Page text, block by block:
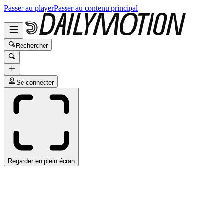
Passer au playerPasser au contenu principal
Rechercher
Se connecter
Regarder en plein écran